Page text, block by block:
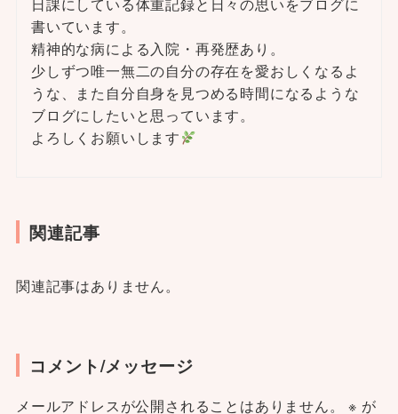
日課にしている体重記録と日々の思いをブログに
書いています。
精神的な病による入院・再発歴あり。
少しずつ唯一無二の自分の存在を愛おしくなるよ
うな、また自分自身を見つめる時間になるような
ブログにしたいと思っています。
よろしくお願いします
関連記事
関連記事はありません。
コメント/メッセージ
メールアドレスが公開されることはありません。 ※ が